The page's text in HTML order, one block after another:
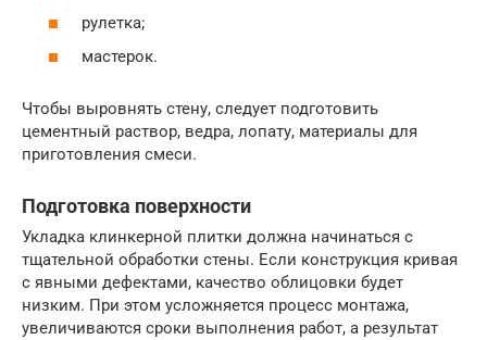
рулетка;
мастерок.
Чтобы выровнять стену, следует подготовить
цементный раствор, ведра, лопату, материалы для
приготовления смеси.
Подготовка поверхности
Укладка клинкерной плитки должна начинаться с
тщательной обработки стены. Если конструкция кривая
с явными дефектами, качество облицовки будет
низким. При этом усложняется процесс монтажа,
увеличиваются сроки выполнения работ, а результат